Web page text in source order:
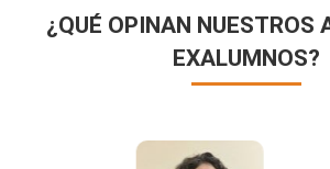
¿QUÉ OPINAN NUESTROS
EXALUMNOS?